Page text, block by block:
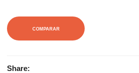
COMPARAR
Share: